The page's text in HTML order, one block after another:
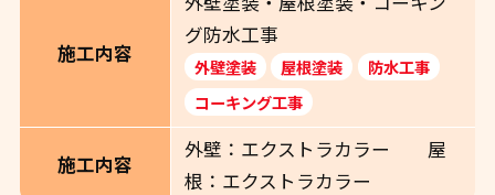
施工内容
グ防水工事
外壁塗装 屋根塗装
防水工事
コーキング工事
施工内容
外壁：エクストラカラー 屋
根：エクストラカラー